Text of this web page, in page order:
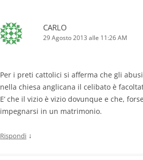
CARLO
29 Agosto 2013 alle 11:26 AM
Per i preti cattolici si afferma che gli
nella chiesa anglicana il celibato è
E’ che il vizio è vizio dovunque e che,
impegnarsi in un matrimonio.
Rispondi ↓